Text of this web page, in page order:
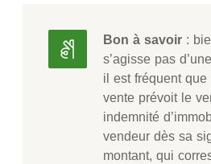
Bon à savoir:
s’agisse pas
il est fréquent
vente prévoit le
indemnité
vendeur dès sa
montant, qui